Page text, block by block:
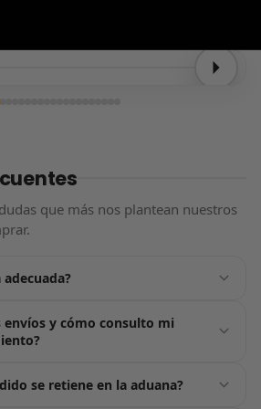
que más nos plantean nuestros
para ayudarte a acertar a la
nuestros productos tallan de forma
entre dos números, opta siempre
envíos y cómo consulto mi
seguimiento por email en un plazo
se retiene en la aduana?